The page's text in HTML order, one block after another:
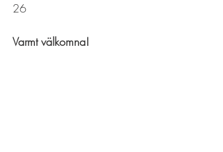
26
Varmt välkomna!